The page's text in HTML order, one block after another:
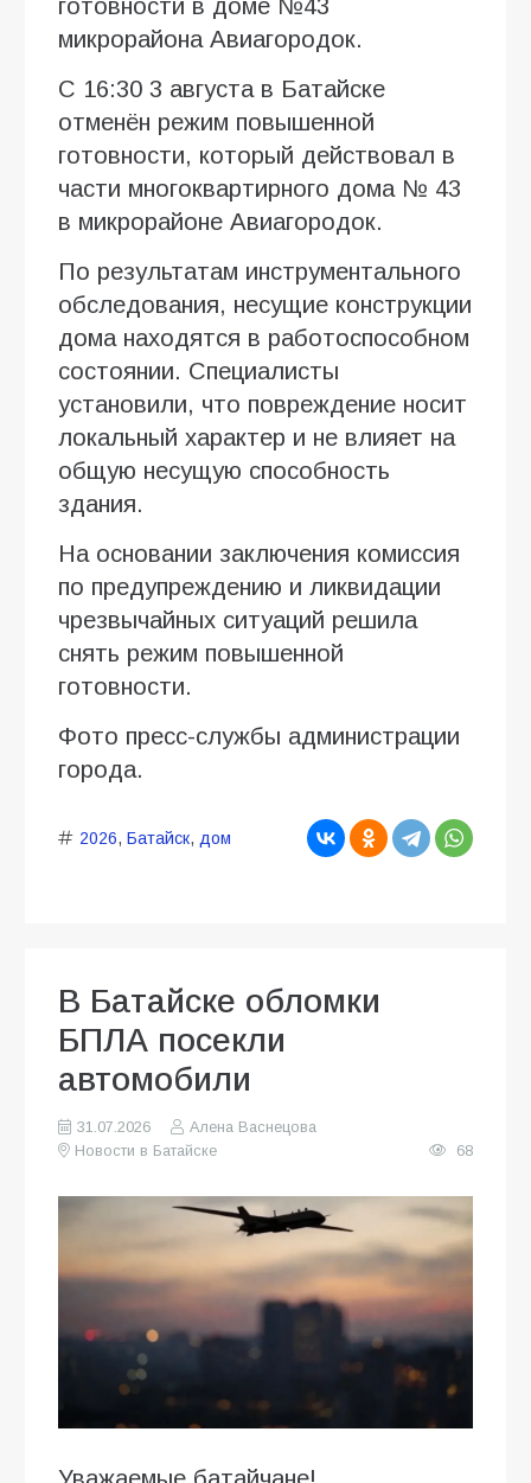
готовности в доме №43
микрорайона Авиагородок.
С 16:30 3 августа в Батайске
отменён режим повышенной
готовности, который действовал в
части многоквартирного дома № 43
в микрорайоне Авиагородок.
По результатам инструментального
обследования, несущие конструкции
дома находятся в работоспособном
состоянии. Специалисты
установили, что повреждение носит
локальный характер и не влияет на
общую несущую способность
здания.
На основании заключения комиссия
по предупреждению и ликвидации
чрезвычайных ситуаций решила
снять режим повышенной
готовности.
Фото пресс-службы администрации
города.
2026, Батайск, дом
В Батайске обломки
БПЛА посекли
автомобили
31.07.2026
Алена Васнецова
Новости в Батайске
68